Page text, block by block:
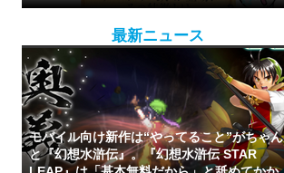
最新ニュース
モバイル向け新作は“やってること”がちゃん
と『幻想水滸伝』。『幻想水滸伝 STAR